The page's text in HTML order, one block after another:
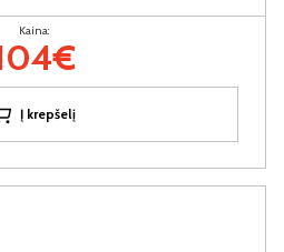
Kaina:
Į krepšelį